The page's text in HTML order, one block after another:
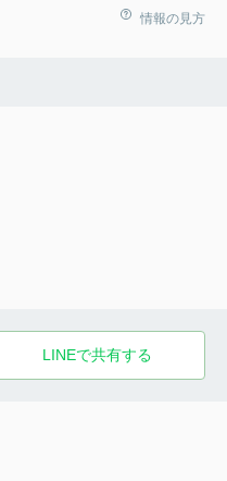
情報の見方
LINEで共有する